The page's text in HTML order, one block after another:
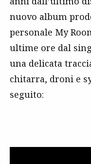
nuovo album
personale My
ultime ore dal
una delicata
chitarra, droni e
seguito: